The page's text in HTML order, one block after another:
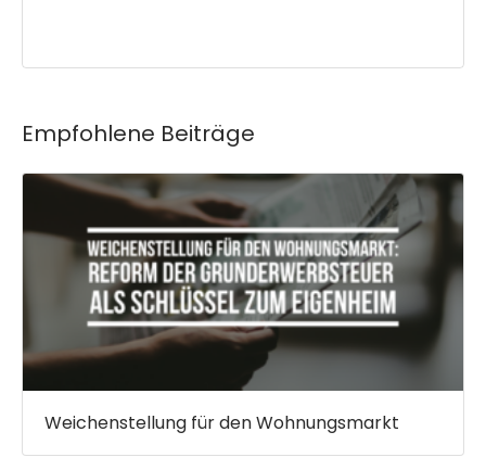
Empfohlene Beiträge
Weichenstellung für den Wohnungsmarkt